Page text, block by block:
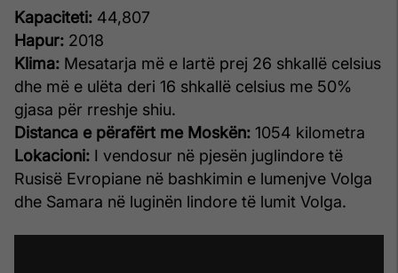
Kapaciteti: 44,807
Hapur: 2018
Klima: Mesatarja më e lartë prej 26 shkallë celsius
dhe më e ulëta deri 16 shkallë celsius me 50%
gjasa për rreshje shiu.
Distanca e përafërt me Moskën: 1054 kilometra
Lokacioni: I vendosur në pjesën juglindore të
Rusisë Evropiane në bashkimin e lumenjve Volga
dhe Samara në luginën lindore të lumit Volga.